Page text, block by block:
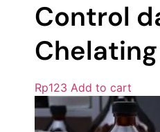
Control
Rp123 Add to cart